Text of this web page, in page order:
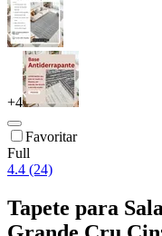
+4
Favoritar
Full
4.4 (24)
Tapete para